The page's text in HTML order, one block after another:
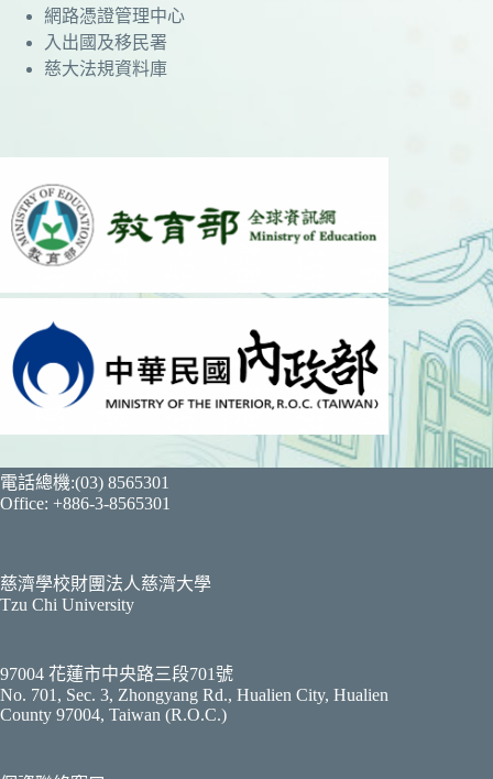
網路憑證管理中心
入出國及移民署
慈大法規資料庫
電話總機:(03) 8565301
Office: +886-3-8565301
慈濟學校財團法人慈濟大學
Tzu Chi University
97004 花蓮市中央路三段701號
No. 701, Sec. 3, Zhongyang Rd., Hualien City, Hualien
County 97004, Taiwan (R.O.C.)